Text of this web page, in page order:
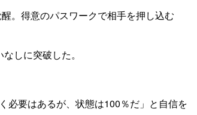
。得意のパスワークで相手を押し込む
しに突破した。
必要はあるが、状態は100％だ」と自信を